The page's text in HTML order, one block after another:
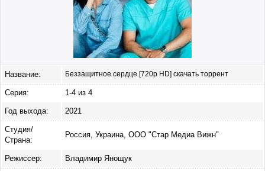
Название: Беззащитное сердце [720p HD] скачать торрент
Серия: 1-4 из 4
Год выхода: 2021
Студия/
Страна:
Россия, Украина, ООО "Стар Медиа Вижн"
Режиссер: Владимир Янощук